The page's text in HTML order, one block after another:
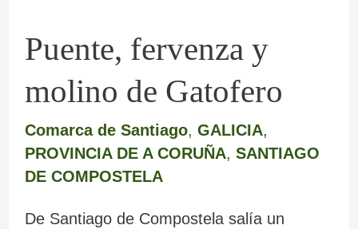
Puente, fervenza y
molino de Gatofero
Comarca de Santiago, GALICIA,
PROVINCIA DE A CORUÑA, SANTIAGO
DE COMPOSTELA
De Santiago de Compostela salía un